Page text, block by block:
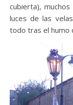
cubierta),
luces de las
todo tras el humo